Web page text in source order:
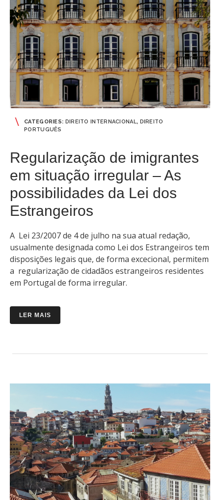
CATEGORIES: DIREITO INTERNACIONAL, DIREITO
PORTUGUÊS
Regularização de imigrantes
em situação irregular – As
possibilidades da Lei dos
Estrangeiros
A Lei 23/2007 de 4 de julho na sua atual redação,
usualmente designada como Lei dos Estrangeiros tem
disposições legais que, de forma excecional, permitem
a regularização de cidadãos estrangeiros residentes
em Portugal de forma irregular.
LER MAIS